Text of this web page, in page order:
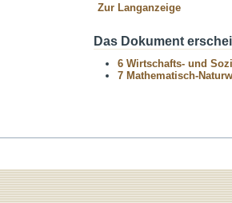
Zur Langanzeige
Das Dokument
6 Wirtschafts- und
7 Mathematisch-